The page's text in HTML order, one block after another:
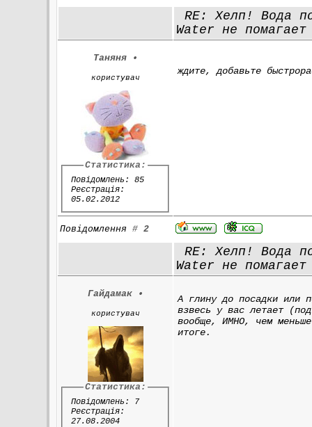
RE: Хелп! Вода
Water не помагает
Таняня •
користувач
Статистика:
Повідомлень: 85
Реєстрація:
05.02.2012
ждите, добавьте
Повідомлення#2
RE: Хелп! Вода
Water не помагает
Гайдамак •
користувач
Статистика:
Повідомлень: 7
Реєстрація:
27.08.2004
А глину до посадки или
взвесь у вас летает
вообще, ИМНО, чем
итоге.